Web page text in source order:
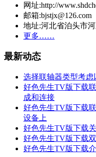
网址:http://
邮箱:bjstjx@126.com
地址:河北省泊头市
更多……
最新动态
选择联轴器类型考虑
好色先生TV版下载
成和连接
好色先生TV版下载
设备上
好色先生TV版下载
好色先生TV版下载
好色先生TV版下载